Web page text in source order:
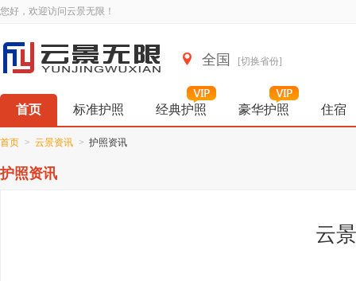
您好，欢迎访问云景无限！
全国 [切换省份]
首页 标准护照 经典护照 豪华护照 住宿
首页 > 云景资讯 > 护照资讯
护照资讯
云